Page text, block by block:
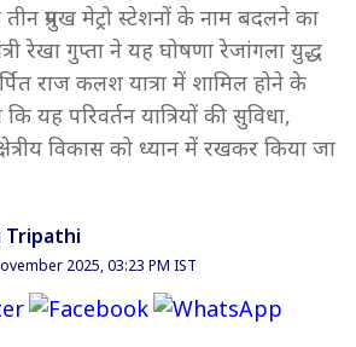
प्रमुख मेट्रो स्टेशनों के नाम बदलने का
रेखा गुप्ता ने यह घोषणा रेजांगला युद्ध
राज कलश यात्रा में शामिल होने के
यह परिवर्तन यात्रियों की सुविधा,
विकास को ध्यान में रखकर किया जा
Tripathi
2025, 03:23 PM IST